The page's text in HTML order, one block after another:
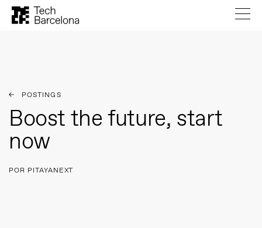
POSTINGS
Boost the future, start
now
POR PITAYANEXT